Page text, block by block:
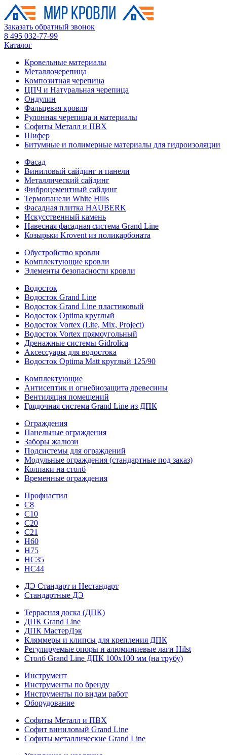
Заказать обратный звонок
8 495 032-77-99
Каталог
Кровельные материалы
Металлочерепица
Композитная черепица
ЦПЧ и Натуральная черепица
Ондулин
Фальцевая кровля
Рулонная черепица и материалы
Софиты Металл и ПВХ
Шифер
Битумные и полимерные материалы для гидроизоляции
Фасад
Виниловый сайдинг и панели
Металлический сайдинг
Фиброцементный сайдинг
Термопанели White Hills
Фасадная плитка HAUBERK
Искусственный камень
Навесная фасадная система Grand Line
Козырьки Krovent из поликарбоната
Обустройство кровли
Комплектующие кровли
Элементы безопасности кровли
Водосток
Водосток Grand Line
Водосток Grand Line пластиковый
Водосток Optima круглый
Водосток Vortex (Lite, Mix, Project)
Водосток Vortex прямоугольный
Дренажные системы Gidrolica
Аксессуары для водостока
Водосток Optima Matt круглый 125/90
Комплектующие
Антисептик и огнебиозащита древесины
Вентиляция помещений
Грядочная система Grand Line из ДПК
Ограждения
Панельные ограждения
Заборы жалюзи
Подсистемы для ограждений
Модульные ограждения (стандартные под заказ)
Колпаки на столб
Временные ограждения
Профнастил
С8
С10
С20
С21
H60
H75
HС35
НС44
ДЭ Стандарт и Нестандарт
Стандартные ДЭ
Террасная доска (ДПК)
ДПК Grand Line
ДПК МастерДэк
Кляммеры и клипсы для крепления ДПК
Регулируемые опоры и алюминиевые лаги Hilst
Столб Grand Line ДПК 100х100 мм (на трубу)
Инструмент
Инструменты по бренду
Инструменты по видам работ
Оборудование
Софиты Металл и ПВХ
Софит виниловый Grand Line
Софиты металлические Grand Line